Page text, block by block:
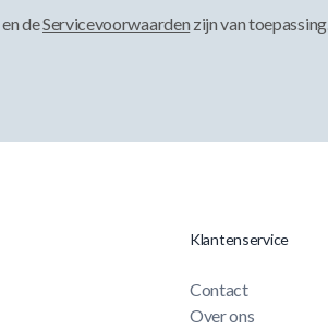
en deServicevoorwaarden zijn van toepassing.
Klantenservice
Contact
Over ons